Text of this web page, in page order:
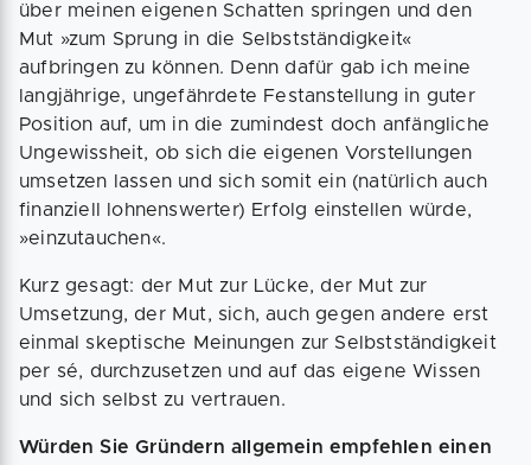
über meinen eigenen Schatten springen und den
Mut »zum Sprung in die Selbstständigkeit«
aufbringen zu können. Denn dafür gab ich meine
langjährige, ungefährdete Festanstellung in guter
Position auf, um in die zumindest doch anfängliche
Ungewissheit, ob sich die eigenen Vorstellungen
umsetzen lassen und sich somit ein (natürlich auch
finanziell lohnenswerter) Erfolg einstellen würde,
»einzutauchen«.
Kurz gesagt: der Mut zur Lücke, der Mut zur
Umsetzung, der Mut, sich, auch gegen andere erst
einmal skeptische Meinungen zur Selbstständigkeit
per sé, durchzusetzen und auf das eigene Wissen
und sich selbst zu vertrauen.
Würden Sie Gründern allgemein empfehlen einen